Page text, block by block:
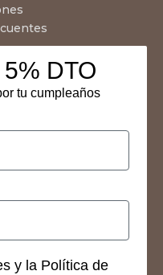
DTO
tu cumpleaños
y la Política de